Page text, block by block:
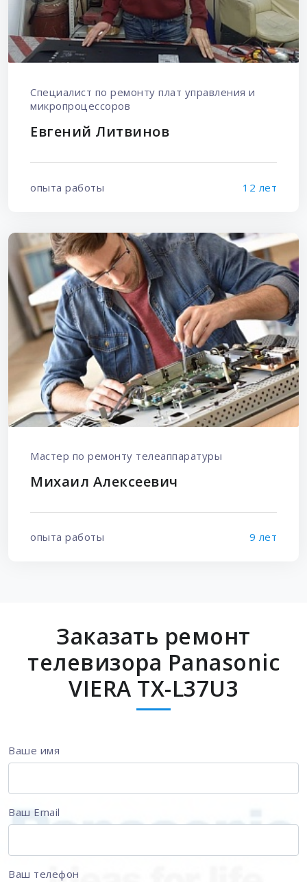
Специалист по ремонту плат управления и
микропроцессоров
Евгений Литвинов
опыта работы 12 лет
Мастер по ремонту телеаппаратуры
Михаил Алексеевич
опыта работы 9 лет
Заказать ремонт
телевизора Panasonic
VIERA TX-L37U3
Ваше имя
Ваш Email
Ваш телефон